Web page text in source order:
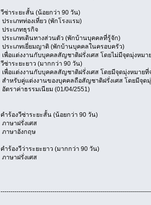
วีซ่าระยะสั้น (น้อยกว่า 90 วัน)
ประเภทท่องเที่ยว (พักโรงแรม)
ประเภทธุรกิจ
ประเภทเดินทางส่วนตัว (พักบ้านบุคคลที่รู้จัก)
ประเภทเยี่ยมญาติ (พักบ้านบุคคลในครอบครัว)
เพื่อแต่งงานกับบุคคลสัญชาติฝรั่งเศส โดยไม่มีจุดมุ่งหม
วีซ่าระยะยาว (มากกว่า 90 วัน)
เพื่อแต่งงานกับบุคคลสัญชาติฝรั่งเศส โดยมีจุดมุ่งหมาย
สำหรับคู่แต่งงานของบุคคลถือสัญชาติฝรั่งเศส โดยมีจุด
อัตราค่าธรรมเนียม (01/04/2551)
คำร้องวีซ่าระยะสั้น (น้อยกว่า 90 วัน)
ภาษาฝรั่งเศส
ภาษาอังกฤษ
คำร้องวีว่าระยะยาว (มากกว่า 90 วัน)
ภาษาฝรั่งเศส